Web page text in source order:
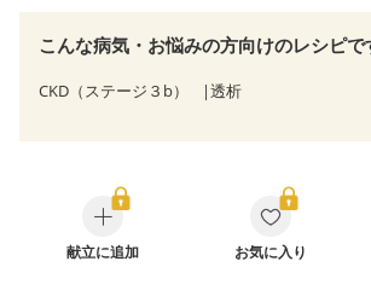
こんな病気・お悩みの方向けのレシピで
CKD（ステージ３b） 透析
献立に追加 お気に入り